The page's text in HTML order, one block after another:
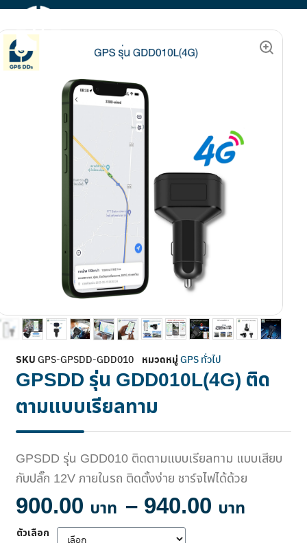
SKUGPS-GPSDD-GDD010 หมวดหมู่ GPS ทั่วไป
GPSDD รุ่น GDD010L(4G) ติด
ตามแบบเรียลทาม
GPSDD รุ่น GDD010 ติดตามแบบเรียลทาม แบบเสียบ
กับปลั๊ก 12V ภายในรถ ติดตั้งง่าย ชาร์จไฟได้ด้วย
900.00 – 940.00
ตัวเลือก